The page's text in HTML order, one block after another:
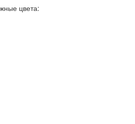
цвета: